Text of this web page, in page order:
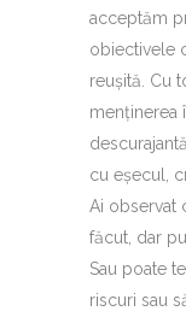
acceptăm
obiectivele
reușită. Cu
menținerea
cu eșecul,
Ai observat
făcut, dar
Sau poate
riscuri sau